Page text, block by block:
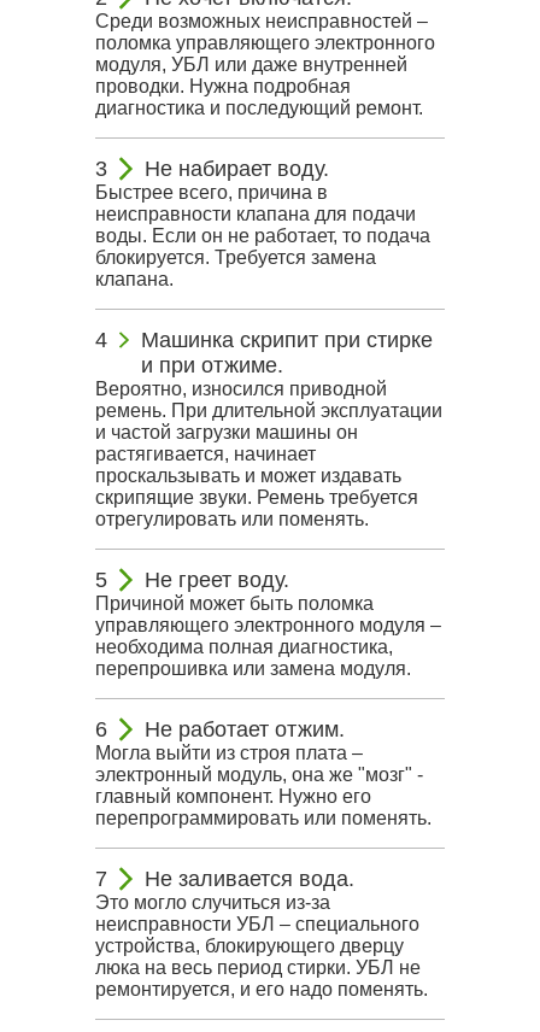
Среди возможных неисправностей –
поломка управляющего электронного
модуля, УБЛ или даже внутренней
проводки. Нужна подробная
диагностика и последующий ремонт.
Не набирает воду.
Быстрее всего, причина в
неисправности клапана для подачи
воды. Если он не работает, то подача
блокируется. Требуется замена
клапана.
Машинка скрипит при стирке
и при отжиме.
Вероятно, износился приводной
ремень. При длительной эксплуатации
и частой загрузки машины он
растягивается, начинает
проскальзывать и может издавать
скрипящие звуки. Ремень требуется
отрегулировать или поменять.
Не греет воду.
Причиной может быть поломка
управляющего электронного модуля –
необходима полная диагностика,
перепрошивка или замена модуля.
Не работает отжим.
Могла выйти из строя плата –
электронный модуль, она же "мозг" -
главный компонент. Нужно его
перепрограммировать или поменять.
Не заливается вода.
Это могло случиться из-за
неисправности УБЛ – специального
устройства, блокирующего дверцу
люка на весь период стирки. УБЛ не
ремонтируется, и его надо поменять.